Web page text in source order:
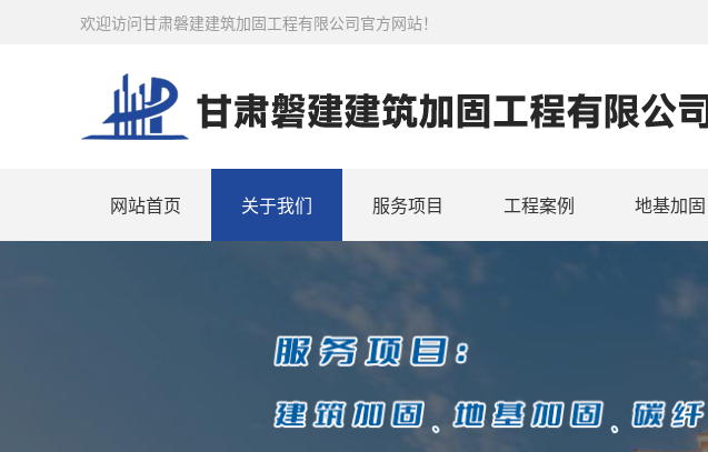
欢迎访问甘肃磐建建筑加固工程有限公司官方网站！
网站首页 关于我们 服务项目 工程案例 地基加固